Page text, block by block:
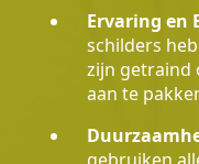
Ervaring en
schilders
zijn getraind
aan te